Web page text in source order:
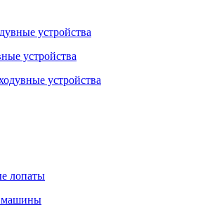
устройства
устройства
устройства
лопаты
машины